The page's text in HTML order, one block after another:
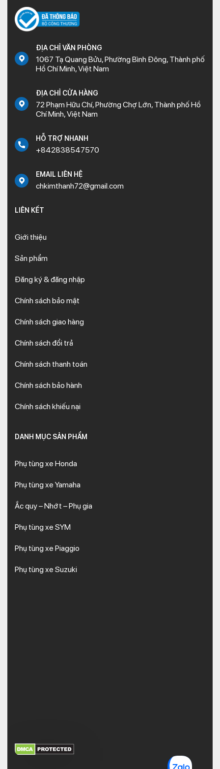
ĐỊA CHỈ VĂN PHÒNG
1067 Tạ Quang Bửu, Phường Bình Đông, Thành phố
Hồ Chí Minh, Việt Nam
ĐỊA CHỈ CỬA HÀNG
72 Phạm Hữu Chí, Phường Chợ Lớn, Thành phố Hồ
Chí Minh, Việt Nam
HỖ TRỢ NHANH
+842838547570
EMAIL LIÊN HỆ
chkimthanh72@gmail.com
LIÊN KẾT
Giới thiệu
Sản phẩm
Đăng ký & đăng nhập
Chính sách bảo mật
Chính sách giao hàng
Chính sách đổi trả
Chính sách thanh toán
Chính sách bảo hành
Chính sách khiếu nại
DANH MỤC SẢN PHẨM
Phụ tùng xe Honda
Phụ tùng xe Yamaha
Ắc quy – Nhớt – Phụ gia
Phụ tùng xe SYM
Phụ tùng xe Piaggio
Phụ tùng xe Suzuki
XEM THÊM